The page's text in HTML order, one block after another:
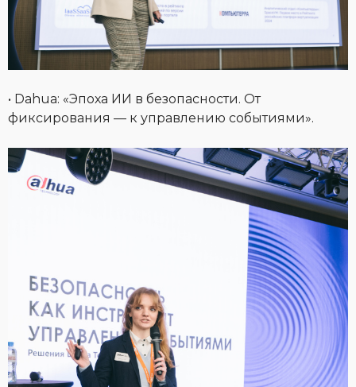
• Dahua: «Эпоха ИИ в безопасности. От
фиксирования — к управлению событиями».